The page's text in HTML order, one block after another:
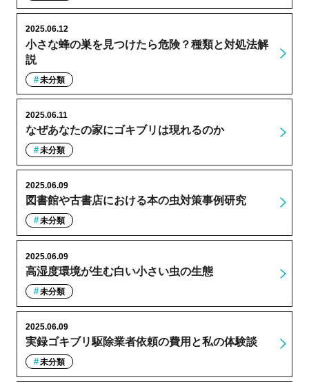
小さな蜂の巣を見つけたら危険？種類と対処法解
説
2025.06.12
未分類
なぜあなたの家にゴキブリは現れるのか
2025.06.11
未分類
図書館や古書店における本の虫対策事例研究
2025.06.09
未分類
高湿度環境が生む白い小さい虫の生態
2025.06.09
未分類
実録ゴキブリ駆除業者依頼の費用と私の体験談
2025.06.09
未分類